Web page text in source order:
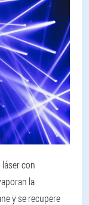
con
la
y se recupere